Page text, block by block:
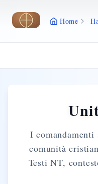
Vai al contenuto
Home
I
comunità
Testi NT,